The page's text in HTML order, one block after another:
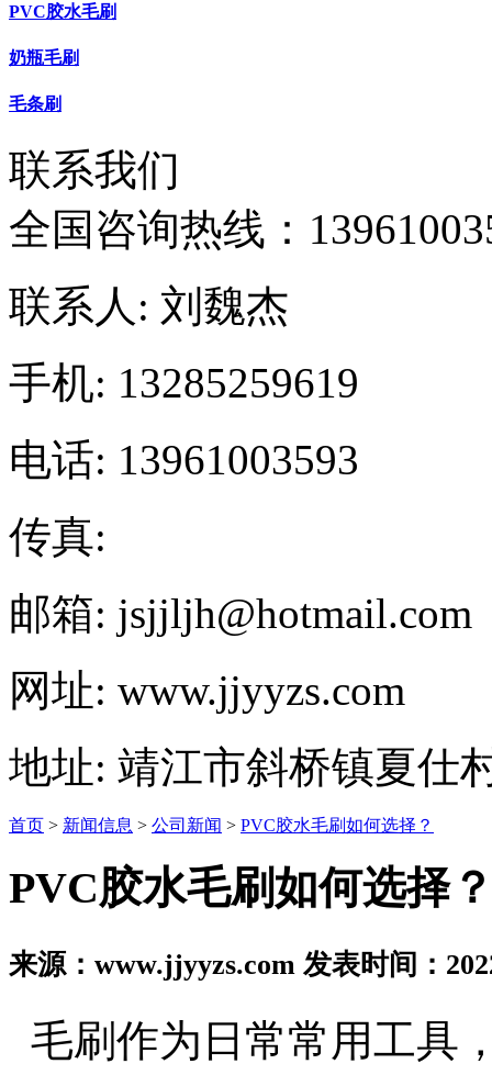
PVC胶水毛刷
奶瓶毛刷
毛条刷
联系我们
全国咨询热线：
联系人: 刘魏杰
手机: 13285259619
电话: 13961003593
传真:
邮箱: jsjjljh@hotmail.com
网址: www.jjyyzs.com
地址: 靖江市斜桥镇夏仕
首页 > 新闻信息 > 公司新闻 > PVC胶水毛刷如何选择？
PVC胶水毛刷如何选择
来源：www.jjyyzs.com 发表时间：
毛刷作为日常常用工具